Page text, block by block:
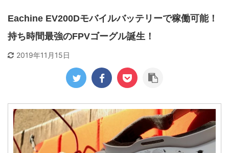
Eachine EV200Dモバイルバッテリーで稼働可能！
持ち時間最強のFPVゴーグル誕生！
2019年11月15日